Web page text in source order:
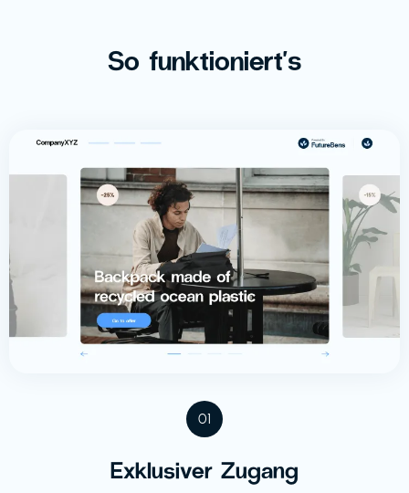
So funktioniert's
01
Exklusiver Zugang